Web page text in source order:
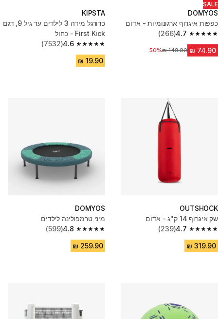
SALE
DOMYOS
כפפות איגרוף ארגונומיות - אדום
4.7
4.7 out of 5 stars from 266 reviews
(266)
מחיר לפני הנחה‏149.90 ₪
50%
KIPSTA
כדורגל מידה 3 לילדים עד גיל 9, דגם
First Kick - כחול
4.6
4.6 out of 5 stars from 7532 reviews
(7532)
OUTSHOCK
שק איגרוף 14 ק"ג - אדום
4.7
4.7 out of 5 stars from 239 reviews
(239)
DOMYOS
מיני טרמפולינה לילדים
4.8
4.8 out of 5 stars from 599 reviews
(599)